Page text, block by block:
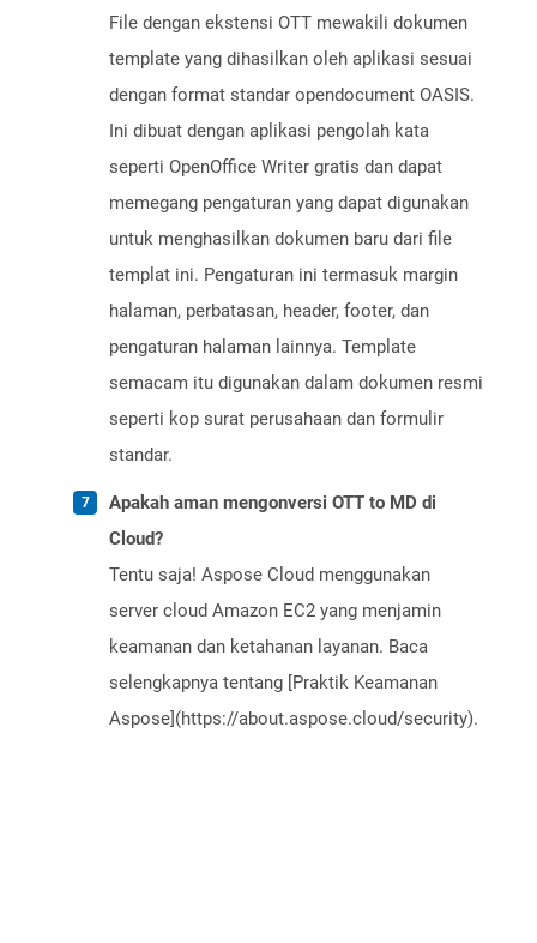
File dengan ekstensi OTT mewakili dokumen
template yang dihasilkan oleh aplikasi sesuai
dengan format standar opendocument OASIS.
Ini dibuat dengan aplikasi pengolah kata
seperti OpenOffice Writer gratis dan dapat
memegang pengaturan yang dapat digunakan
untuk menghasilkan dokumen baru dari file
templat ini. Pengaturan ini termasuk margin
halaman, perbatasan, header, footer, dan
pengaturan halaman lainnya. Template
semacam itu digunakan dalam dokumen resmi
seperti kop surat perusahaan dan formulir
standar.
Apakah aman mengonversi OTT to MD di
Cloud?
Tentu saja! Aspose Cloud menggunakan
server cloud Amazon EC2 yang menjamin
keamanan dan ketahanan layanan. Baca
selengkapnya tentang [Praktik Keamanan
Aspose](https://about.aspose.cloud/security).